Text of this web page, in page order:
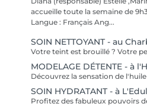
accueille toute la semaine de
Langue : Français Ang...
SOIN NETTOYANT - au
MODELAGE DÉTENTE - à
SOIN HYDRATANT - à